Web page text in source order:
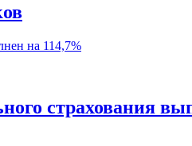
страхования